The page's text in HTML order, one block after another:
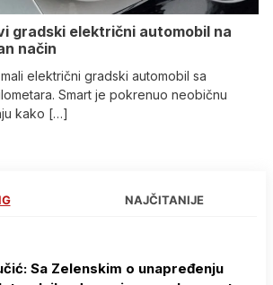
gradski električni automobil na
način
električni gradski automobil sa
Smart je pokrenuo neobičnu
kako […]
NAJČITANIJE
Sa Zelenskim o unapređenju